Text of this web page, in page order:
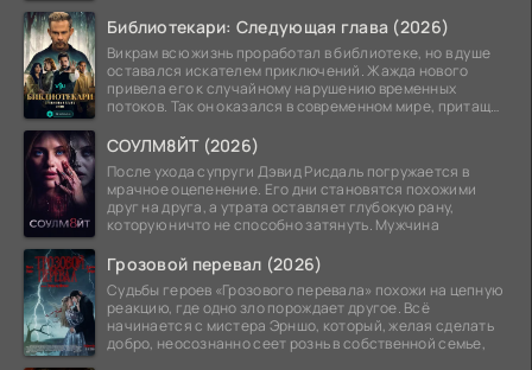
Библиотекари: Следующая глава (2026)
Викрам всю жизнь проработал в библиотеке, но в душе
оставался искателем приключений. Жажда нового
привела его к случайному нарушению временных
потоков. Так он оказался в современном мире, притащив
СОУЛМ8ЙТ (2026)
После ухода супруги Дэвид Рисдаль погружается в
мрачное оцепенение. Его дни становятся похожими
друг на друга, а утрата оставляет глубокую рану,
которую ничто не способно затянуть. Мужчина
Грозовой перевал (2026)
Судьбы героев «Грозового перевала» похожи на цепную
реакцию, где одно зло порождает другое. Всё
начинается с мистера Эрншо, который, желая сделать
добро, неосознанно сеет рознь в собственной семье,